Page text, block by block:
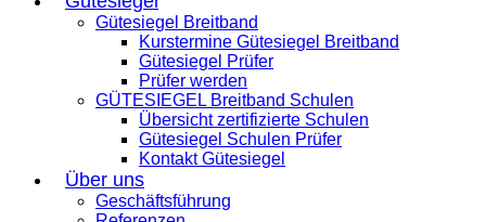
Gütesiegel Breitband
Kurstermine Gütesiegel Breitband
Gütesiegel Prüfer
Prüfer werden
GÜTESIEGEL Breitband Schulen
Übersicht zertifizierte Schulen
Gütesiegel Schulen Prüfer
Kontakt Gütesiegel
Über uns
Geschäftsführung